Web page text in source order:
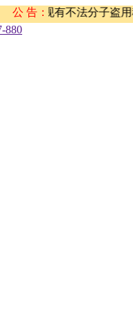
公 告：
现有不法分子盗用移
880